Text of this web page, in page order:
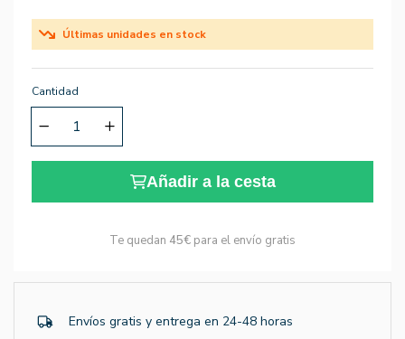
Últimas unidades en stock
Cantidad
Añadir a la cesta
Te quedan 45€ para el envío gratis
Envíos gratis y entrega en 24-48 horas